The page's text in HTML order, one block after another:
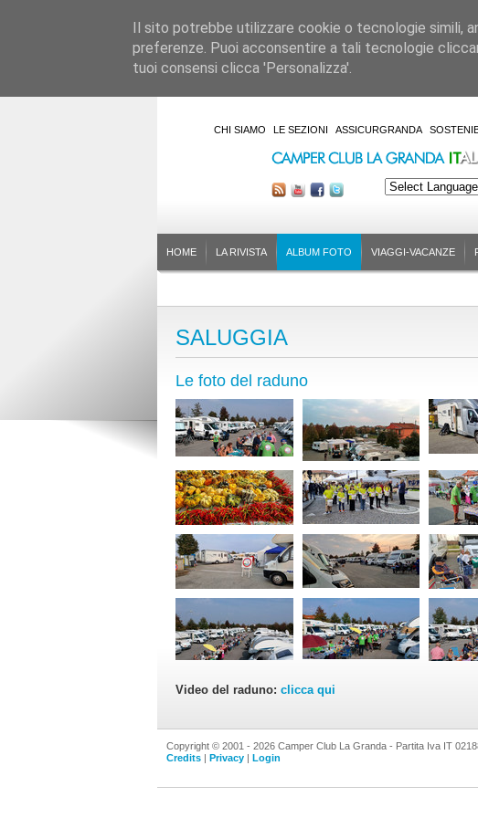
CHI SIAMO LE SEZIONI ASSICURGRANDA
HOME LA RIVISTA ALBUM FOTO VIAGGI-VACANZE
SALUGGIA
Le foto del raduno
Video del raduno: clicca qui
Copyright © 2001 - 2026 Camper Club La Granda - Partita Iva IT
Credits | Privacy | Login
Il sito potrebbe utilizzare cookie o tecnologie simili,
preferenze. Puoi acconsentire a tali tecnologie
tuoi consensi clicca 'Personalizza'.